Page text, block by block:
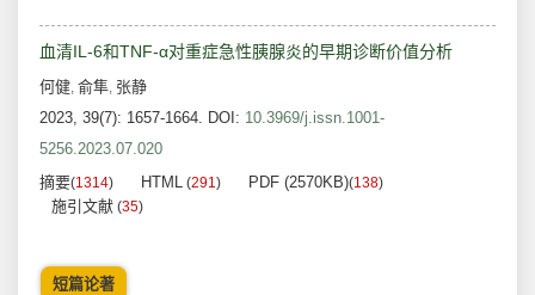
血清IL-6和TNF-α对重症急性胰腺炎的早期诊断价值分析
何健, 俞隼, 张静
2023, 39(7): 1657-1664. DOI: 10.3969/j.issn.1001-
5256.2023.07.020
摘要(1314) HTML (291) PDF (2570KB)(138)
施引文献 (35)
短篇论著